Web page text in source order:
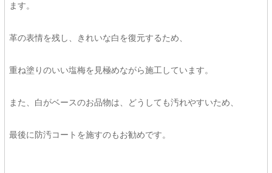
ます。
革の表情を残し、きれいな白を復元するため、
重ね塗りのいい塩梅を見極めながら施工しています。
また、白がベースのお品物は、どうしても汚れやすいため、
最後に防汚コートを施すのもお勧めです。